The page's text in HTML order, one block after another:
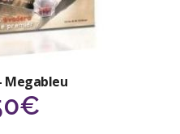
Megableu
€